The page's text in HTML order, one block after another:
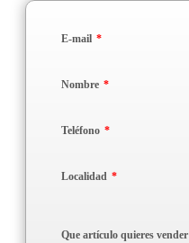
E-mail *
Nombre *
Teléfono *
Localidad *
Que artículo quieres vender